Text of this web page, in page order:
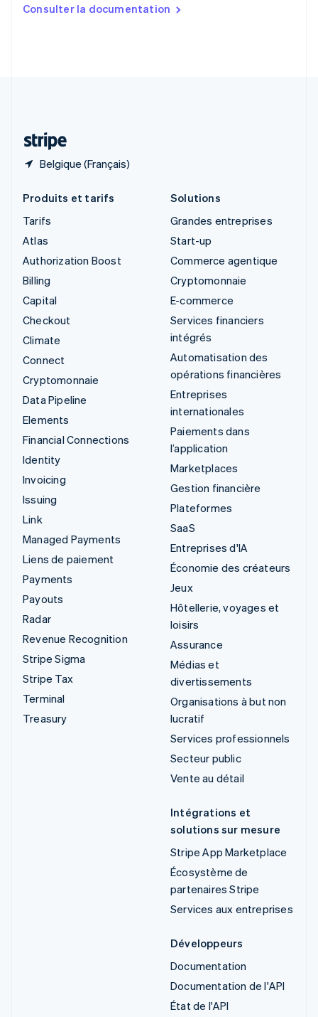
Consulter la documentation
Belgique (Français)
English
Produits et tarifs
Tarifs
Atlas
Authorization Boost
Billing
Capital
Checkout
Climate
Connect
Cryptomonnaie
Data Pipeline
Elements
Financial Connections
Identity
Invoicing
Issuing
Link
Managed Payments
Liens de paiement
Payments
Payouts
Radar
Revenue Recognition
Stripe Sigma
Stripe Tax
Terminal
Treasury
Solutions
Grandes entreprises
Start-up
Commerce agentique
Cryptomonnaie
E-commerce
Services financiers
intégrés
Automatisation des
opérations financières
Entreprises
internationales
Paiements dans
l’application
Marketplaces
Gestion financière
Plateformes
SaaS
Entreprises d'IA
Économie des créateurs
Jeux
Hôtellerie, voyages et
loisirs
Assurance
Médias et
divertissements
Organisations à but non
lucratif
Services professionnels
Secteur public
Vente au détail
Intégrations et
solutions sur mesure
Stripe App Marketplace
Écosystème de
partenaires Stripe
Services aux entreprises
Développeurs
Documentation
Documentation de l'API
État de l'API